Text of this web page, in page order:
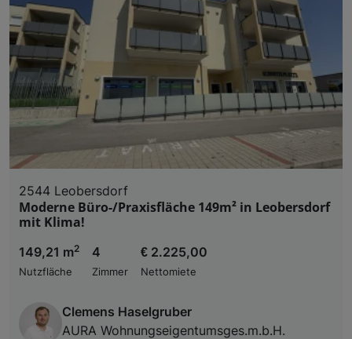
2544 Leobersdorf
Moderne Büro-/Praxisfläche 149m² in Leobersdorf
mit Klima!
149,21 m2
Nutzfläche
4
Zimmer
€ 2.225,00
Nettomiete
Clemens Haselgruber
AURA Wohnungseigentumsges.m.b.H.